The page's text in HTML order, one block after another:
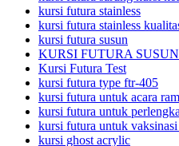
kursi futura stainless
kursi futura stainless
kursi futura susun
KURSI FUTURA
Kursi Futura Test
kursi futura type ftr-405
kursi futura untuk acara
kursi futura untuk
kursi futura untuk
kursi ghost acrylic